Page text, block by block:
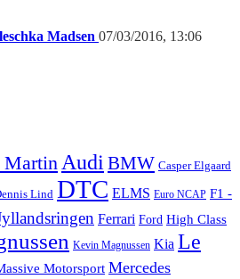
Madsen 07/03/2016, 13:06
Martin Audi BMW Casper Elgaard
Lind DTC ELMS Euro NCAP F1 -
Ferrari Ford High Class
Kevin Magnussen Kia Le
Motorsport Mercedes